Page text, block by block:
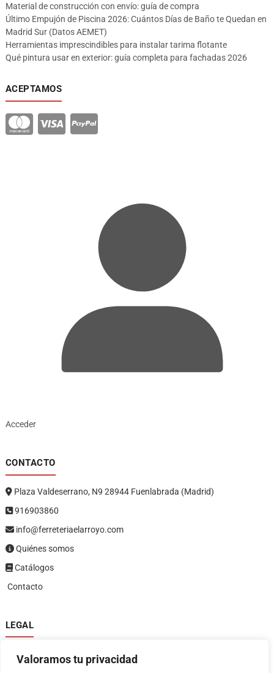
Valoramos tu privacidad
Material de construcción con envío: guía de compra
Último Empujón de Piscina 2026: Cuántos Días de Baño te Quedan en
Madrid Sur (Datos AEMET)
Herramientas imprescindibles para instalar tarima flotante
Qué pintura usar en exterior: guía completa para fachadas 2026
ACEPTAMOS
Acceder
CONTACTO
Plaza Valdeserrano, N9 28944 Fuenlabrada (Madrid)
916903860
info@ferreteriaelarroyo.com
Quiénes somos
Catálogos
Contacto
LEGAL
Política de privacidad
Política de devoluciones y reembolsos